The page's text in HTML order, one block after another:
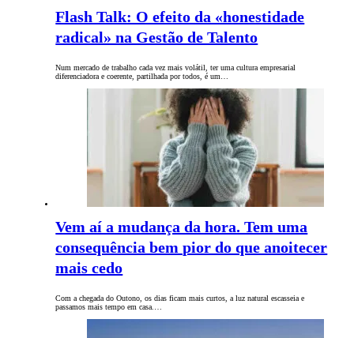
Flash Talk: O efeito da «honestidade
radical» na Gestão de Talento
Num mercado de trabalho cada vez mais volátil, ter uma cultura empresarial
diferenciadora e coerente, partilhada por todos, é um…
Vem aí a mudança da hora. Tem uma
consequência bem pior do que anoitecer
mais cedo
Com a chegada do Outono, os dias ficam mais curtos, a luz natural escasseia e
passamos mais tempo em casa.…